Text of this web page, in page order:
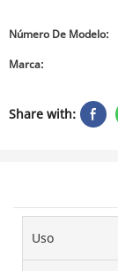
Número De Modelo:
Marca:
Share with:
Uso